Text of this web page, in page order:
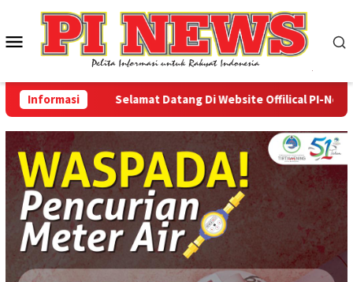
konten
Menu
Mobile
Informasi Selamat Datang Di Website Offilical PI-News